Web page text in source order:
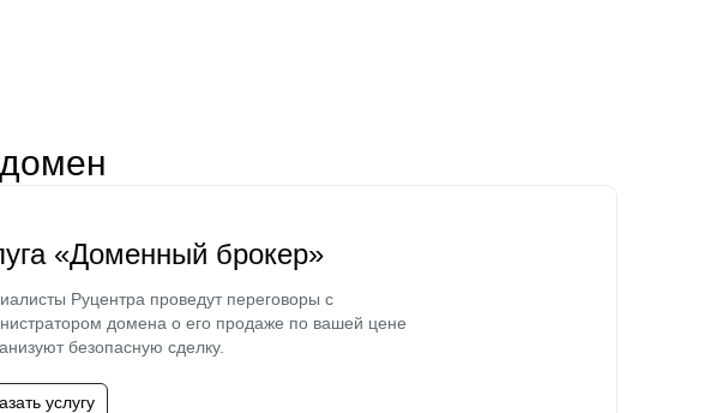
«Доменный брокер»
Руцентра проведут переговоры с
домена о его продаже по вашей цене
безопасную сделку.
услугу